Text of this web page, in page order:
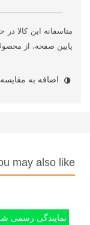
متاسفانه این کالا
پایین صفحه، از
اضافه به مقایسه
may also like
نمایندگی رسمی